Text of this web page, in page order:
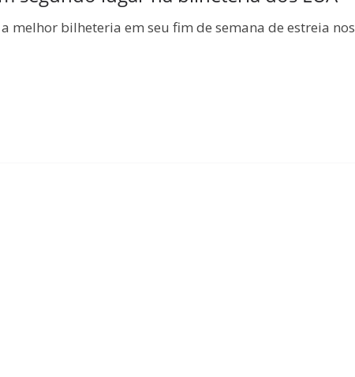
melhor bilheteria em seu fim de semana de estreia nos